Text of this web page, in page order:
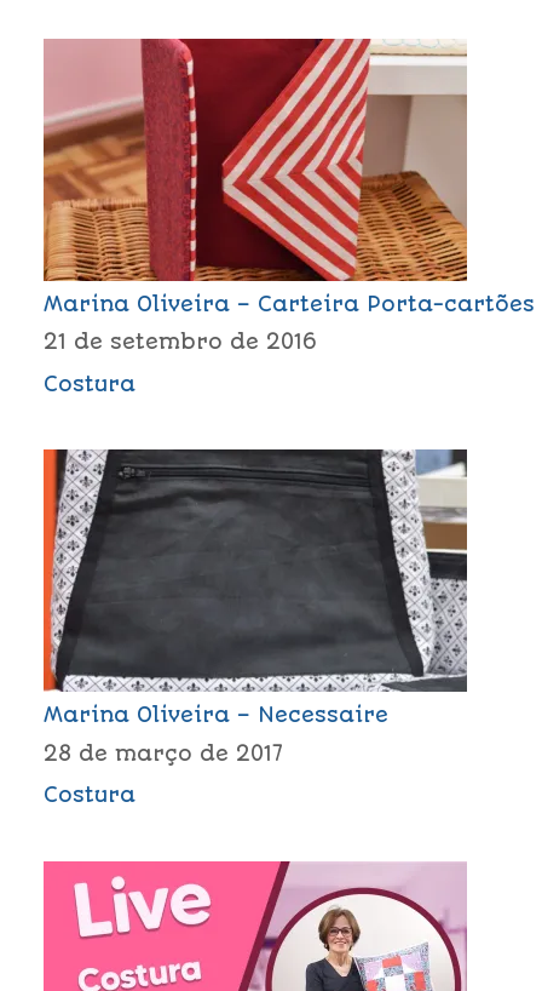
Marina Oliveira – Carteira Porta-cartões
21 de setembro de 2016
Costura
Marina Oliveira – Necessaire
28 de março de 2017
Costura